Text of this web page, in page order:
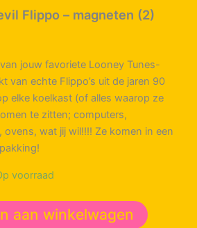
Flippo – magneten (2)
jouw favoriete Looney Tunes-
van echte Flippo’s uit de jaren 90
elke koelkast (of alles waarop ze
te zitten; computers,
wat jij wil!!!! Ze komen in een
voorraad
aan winkelwagen